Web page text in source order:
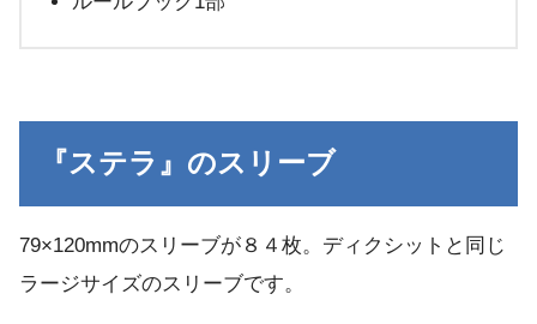
『ステラ』のスリーブ
79×120mmのスリーブが８４枚。ディクシットと同じ
ラージサイズのスリーブです。